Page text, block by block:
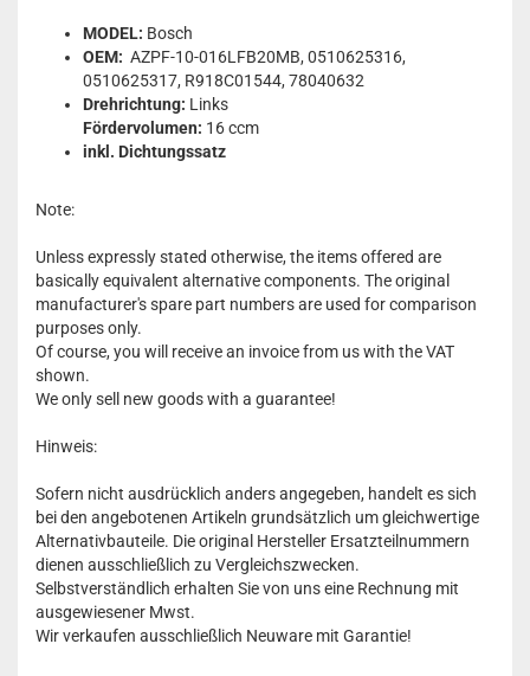
MODEL: Bosch
OEM: AZPF-10-016LFB20MB, 0510625316,
0510625317, R918C01544, 78040632
Drehrichtung: Links
Fördervolumen: 16 ccm
inkl. Dichtungssatz
Note:
Unless expressly stated otherwise, the items offered are
basically equivalent alternative components. The original
manufacturer's spare part numbers are used for comparison
purposes only.
Of course, you will receive an invoice from us with the VAT
shown.
We only sell new goods with a guarantee!
Hinweis:
Sofern nicht ausdrücklich anders angegeben, handelt es sich
bei den angebotenen Artikeln grundsätzlich um gleichwertige
Alternativbauteile. Die original Hersteller Ersatzteilnummern
dienen ausschließlich zu Vergleichszwecken.
Selbstverständlich erhalten Sie von uns eine Rechnung mit
ausgewiesener Mwst.
Wir verkaufen ausschließlich Neuware mit Garantie!